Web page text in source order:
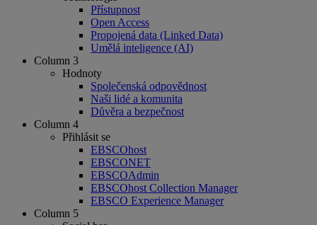
Přístupnost
Open Access
Propojená data (Linked Data)
Umělá inteligence (AI)
Column 3
Hodnoty
Společenská odpovědnost
Naši lidé a komunita
Důvěra a bezpečnost
Column 4
Přihlásit se
EBSCOhost
EBSCONET
EBSCOAdmin
EBSCOhost Collection Manager
EBSCO Experience Manager
Column 5